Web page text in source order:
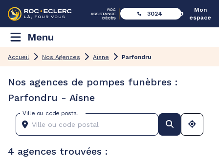
3024
Mon
espace
Menu
Accueil Nos Agences Aisne Parfondru
Nos agences de pompes funèbres :
Parfondru - Aisne
Ville ou code postal
4 agences trouvées :